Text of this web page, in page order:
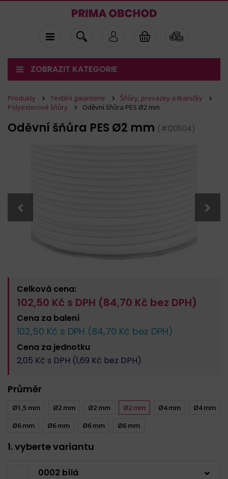
ZOBRAZIT KATEGORIE
Produkty Textilní galanterie
Šňůry, provázky a tkaničky
Polyesterové šňůry
Oděvní šňůra PES Ø2 mm
Oděvní šňůra PES Ø2 mm (#120504)
Celková cena:
102,50 Kč s DPH (84,70 Kč bez DPH)
Cena za balení
102,50 Kč s DPH (84,70 Kč bez DPH)
Cena za jednotku
2,05 Kč s DPH (1,69 Kč bez DPH)
Průměr
Ø1,5 mm Ø2 mm Ø2 mm Ø2 mm Ø4 mm
Ø4 mm
Ø6 mm
Ø6 mm Ø6 mm Ø6 mm
1. vyberte variantu
0002 bílá